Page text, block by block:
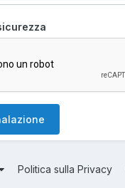
Politica sulla Privacy